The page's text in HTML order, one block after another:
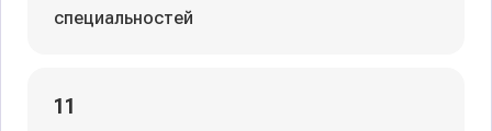
специальностей
11